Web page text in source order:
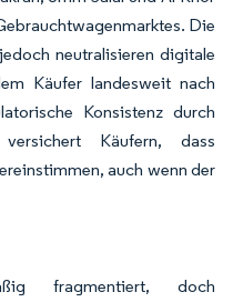
Die
neutralisieren digitale
Käufer landesweit nach
Konsistenz durch
versichert Käufern, dass
auch wenn der
fragmentiert, doch